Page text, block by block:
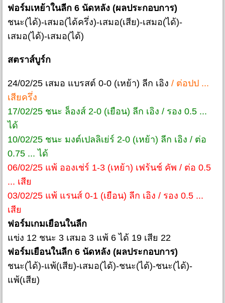
ฟอร์มเหย้าในลีก 6 นัดหลัง (ผลประกอบการ)
ชนะ(ได้)-เสมอ(ได้ครึ่ง)-เสมอ(เสีย)-เสมอ(ได้)-
เสมอ(ได้)-เสมอ(ได้)
สตราส์บูร์ก
24/02/25 เสมอ แบรสต์ 0-0 (เหย้า) ลีก เอิง / ต่อปป ...
เสียครึ่ง
17/02/25 ชนะ ล็องส์ 2-0 (เยือน) ลีก เอิง / รอง 0.5 ...
ได้
10/02/25 ชนะ มงต์เปลลิเย่ร์ 2-0 (เหย้า) ลีก เอิง / ต่อ
0.75 ... ได้
06/02/25 แพ้ อองเช่ร์ 1-3 (เหย้า) เฟร้นช์ คัพ / ต่อ 0.5
... เสีย
03/02/25 แพ้ แรนส์ 0-1 (เยือน) ลีก เอิง / รอง 0.5 ...
เสีย
ฟอร์มเกมเยือนในลีก
แข่ง 12 ชนะ 3 เสมอ 3 แพ้ 6 ได้ 19 เสีย 22
ฟอร์มเยือนในลีก 6 นัดหลัง (ผลประกอบการ)
ชนะ(ได้)-แพ้(เสีย)-เสมอ(ได้)-ชนะ(ได้)-ชนะ(ได้)-
แพ้(เสีย)